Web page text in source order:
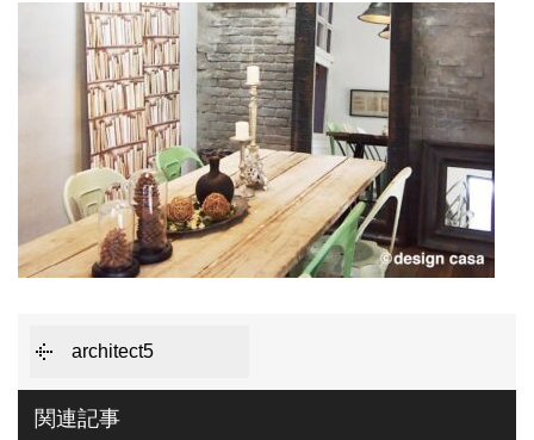
architect5
関連記事